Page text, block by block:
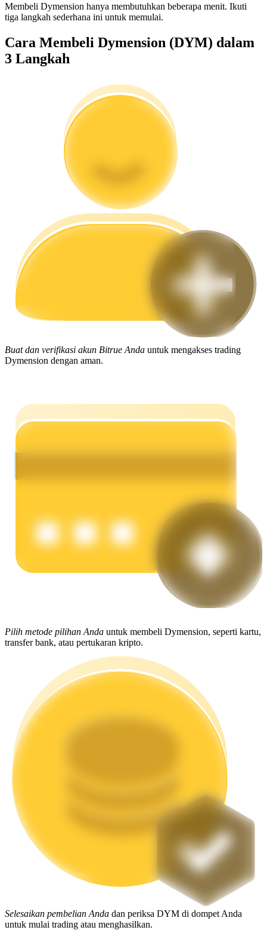
Informasi
Memandu
Panduan Pemula Berjangka
Pelajari cara untuk tetap menghasilkan keuntungan
Menghasilkan
Babi Kekuatan
Mempertaruhkan
Pengembalian tinggi & akses instan
Launchpool
Staking fleksibel untuk mendapatkan token populer
Membeli Dymension hanya membutuhkan beberapa menit. Ikuti
tiga langkah sederhana ini untuk memulai.
Cara Membeli Dymension (DYM) dalam
3 Langkah
Buat dan verifikasi akun Bitrue Anda untuk mengakses trading
Dymension dengan aman.
Pilih metode pilihan Anda untuk membeli Dymension, seperti kartu,
transfer bank, atau pertukaran kripto.
Selesaikan pembelian Anda dan periksa DYM di dompet Anda
untuk mulai trading atau menghasilkan.